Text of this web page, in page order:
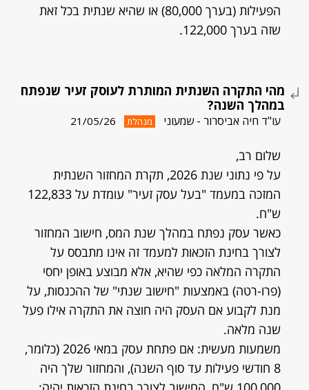
הפעילות (בערך 80,000) או שהיא שנתית בכל זאת
שזה בערך 122,000.
מהי התקרה השנתית המותרת לעוסק זעיר שנפתח
במהלך השנה?
עו"ד חיה אביסרור - שמעוני מנהלת 21/05/26
שלום רב,
על פי נתוני שנת 2026, תקרת המחזור השנתית
המזכה במעמד "בעל עסק זעיר" עומדת על 122,833
ש"ח.
כאשר עסק נפתח במהלך שנת המס, חישוב המחזור
לצורך בחינת הזכאות למעמד זה אינו מתבסס על
התקרה המלאה כפי שהיא, אלא מבוצע באופן יחסי
(פרו-רטה) באמצעות "חישוב שנתי" של ההכנסות, על
מנת לקבוע אם העסק היה חוצה את התקרה אילו פעל
שנה מלאה.
משמעות מעשית: אם פתחת עסק במאי 2026 (כלומר,
8 חודשי פעילות עד סוף השנה), והמחזור שלך היה